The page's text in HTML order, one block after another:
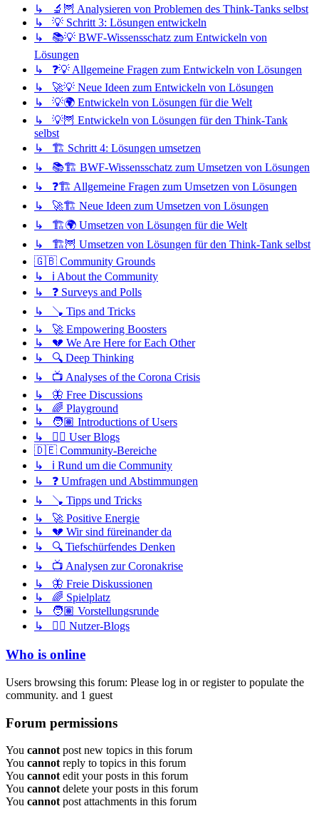
↳ 🔬🦉 Analysieren von Problemen des Think-Tanks selbst
↳ 💡 Schritt 3: Lösungen entwickeln
↳ 📚💡 BWF-Wissensschatz zum Entwickeln von
Lösungen
↳ ❓💡 Allgemeine Fragen zum Entwickeln von Lösungen
↳ 🚀💡 Neue Ideen zum Entwickeln von Lösungen
↳ 💡🌍 Entwickeln von Lösungen für die Welt
↳ 💡🦉 Entwickeln von Lösungen für den Think-Tank
selbst
↳ 🏗️ Schritt 4: Lösungen umsetzen
↳ 📚🏗️ BWF-Wissensschatz zum Umsetzen von Lösungen
↳ ❓🏗️ Allgemeine Fragen zum Umsetzen von Lösungen
↳ 🚀🏗️ Neue Ideen zum Umsetzen von Lösungen
↳ 🏗️🌍 Umsetzen von Lösungen für die Welt
↳ 🏗️🦉 Umsetzen von Lösungen für den Think-Tank selbst
🇬🇧 Community Grounds
↳ ℹ️ About the Community
↳ ❓ Surveys and Polls
↳ 🪠 Tips and Tricks
↳ 🚀 Empowering Boosters
↳ 💔 We Are Here for Each Other
↳ 🔍 Deep Thinking
↳ 📺 Analyses of the Corona Crisis
↳ 🦋 Free Discussions
↳ 🌈 Playground
↳ 🧑🏽 Introductions of Users
↳ ✍🏽 User Blogs
🇩🇪 Community-Bereiche
↳ ℹ️ Rund um die Community
↳ ❓ Umfragen und Abstimmungen
↳ 🪠 Tipps und Tricks
↳ 🚀 Positive Energie
↳ 💔 Wir sind füreinander da
↳ 🔍 Tiefschürfendes Denken
↳ 📺 Analysen zur Coronakrise
↳ 🦋 Freie Diskussionen
↳ 🌈 Spielplatz
↳ 🧑🏽 Vorstellungsrunde
↳ ✍🏽 Nutzer-Blogs
Who is online
Users browsing this forum: Please log in or register to populate the
community. and 1 guest
Forum permissions
You cannot post new topics in this forum
You cannot reply to topics in this forum
You cannot edit your posts in this forum
You cannot delete your posts in this forum
You cannot post attachments in this forum